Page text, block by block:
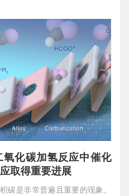
、企业、用...
氧化碳加氢反应中催化
取得重要进展
碳是非常普遍且重要的现象。